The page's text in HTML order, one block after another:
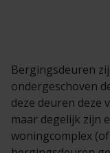
Bergingsdeuren
ondergeschoven
deze deuren deze
maar degelijk zijn
woningcomplex